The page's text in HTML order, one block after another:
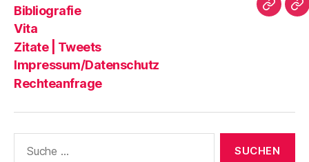
Bibliografie
Vita
Zitate | Tweets
Impressum/Datenschutz
Rechteanfrage
nach: